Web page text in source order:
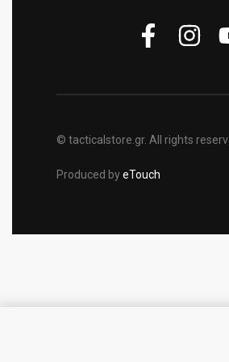
© tacticalstore.gr. All rights
Produced byeTouch